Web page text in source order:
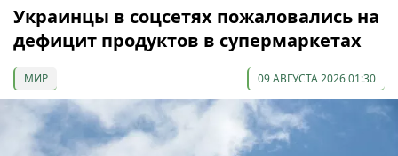
Украинцы в соцсетях пожаловались на
дефицит продуктов в супермаркетах
МИР 09 АВГУСТА 2026 01:30